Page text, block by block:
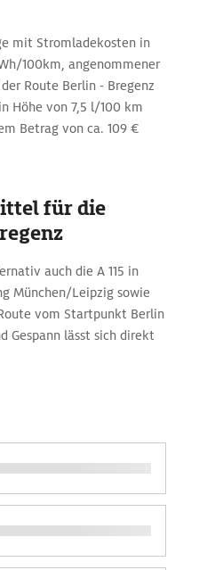
mit Stromladekosten in
100km, angenommener
Route Berlin - Bregenz
Höhe von 7,5 l/100 km
Betrag von ca. 109 €
für die
auch die A 115 in
München/Leipzig sowie
vom Startpunkt Berlin
Gespann lässt sich direkt